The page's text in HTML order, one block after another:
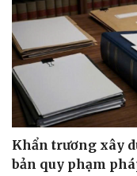
Khẩn trương xây
bản quy phạm